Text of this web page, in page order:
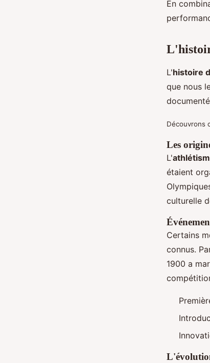
En
L'histoire
que nous
Découvrons
Les
L'
étaient
culturelle
Certains
connus.
1900 a